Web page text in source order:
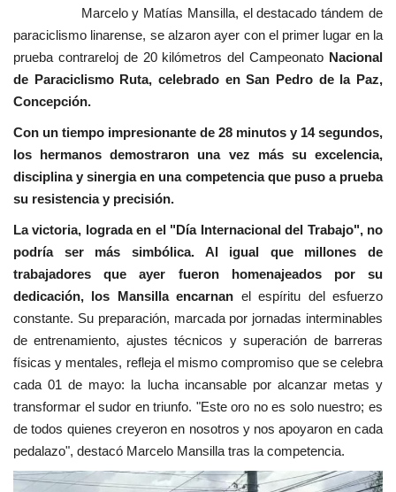
Marcelo y Matías Mansilla, el destacado tándem de
paraciclismo linarense, se alzaron ayer con el primer lugar en la
prueba contrareloj de 20 kilómetros del Campeonato Nacional
de Paraciclismo Ruta, celebrado en San Pedro de la Paz,
Concepción.
Con un tiempo impresionante de 28 minutos y 14 segundos,
los hermanos demostraron una vez más su excelencia,
disciplina y sinergia en una competencia que puso a prueba
su resistencia y precisión.
La victoria, lograda en el "Día Internacional del Trabajo", no
podría ser más simbólica. Al igual que millones de
trabajadores que ayer fueron homenajeados por su
dedicación, los Mansilla encarnan el espíritu del esfuerzo
constante. Su preparación, marcada por jornadas interminables
de entrenamiento, ajustes técnicos y superación de barreras
físicas y mentales, refleja el mismo compromiso que se celebra
cada 01 de mayo: la lucha incansable por alcanzar metas y
transformar el sudor en triunfo. "Este oro no es solo nuestro; es
de todos quienes creyeron en nosotros y nos apoyaron en cada
pedalazo", destacó Marcelo Mansilla tras la competencia.